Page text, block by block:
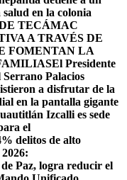
en la colonia
TECÁMAC
A TRAVÉS DE
FOMENTAN LA
El Presidente
Palacios
a disfrutar de la
en la pantalla gigante
Izcalli es sede
el
delitos de alto
Paz, logra reducir el